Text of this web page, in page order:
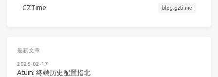
GZTime blog.gzti.me
最新文章
2026-02-17
Atuin: 终端历史配置指北